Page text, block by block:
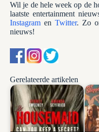
Wil je de hele week op de
laatste entertainment
InstagramenTwitter. Zo
nieuws!
Gerelateerde artikelen